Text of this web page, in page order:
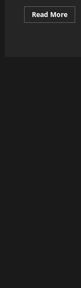
Read MoreRead
more